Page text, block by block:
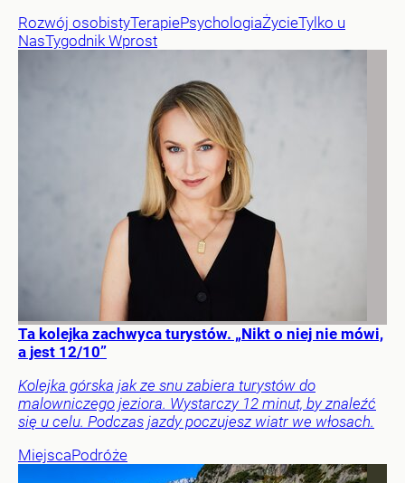
Rozwój osobistyTerapiePsychologiaŻycieTylko u
NasTygodnik Wprost
Ta kolejka zachwyca turystów. „Nikt o niej nie mówi,
a jest 12/10”
Kolejka górska jak ze snu zabiera turystów do
malowniczego jeziora. Wystarczy 12 minut, by znaleźć
się u celu. Podczas jazdy poczujesz wiatr we włosach.
MiejscaPodróże